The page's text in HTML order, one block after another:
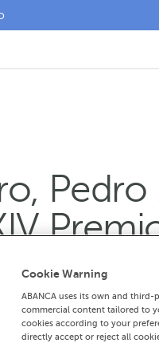
de
Cookie Warning
ABANCA uses its own and
commercial content tailored to
cookies according to your
directly accept or reject all